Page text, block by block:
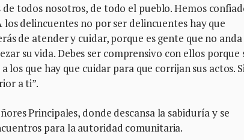
todos nosotros, de todo el pueblo. Hemos
delincuentes no por ser delincuentes hay que
de atender y cuidar, porque es gente que no
su vida. Debes ser comprensivo con ellos porque
los que hay que cuidar para que corrijan sus actos.
a ti”.
Principales, donde descansa la sabiduría y se
para la autoridad comunitaria.